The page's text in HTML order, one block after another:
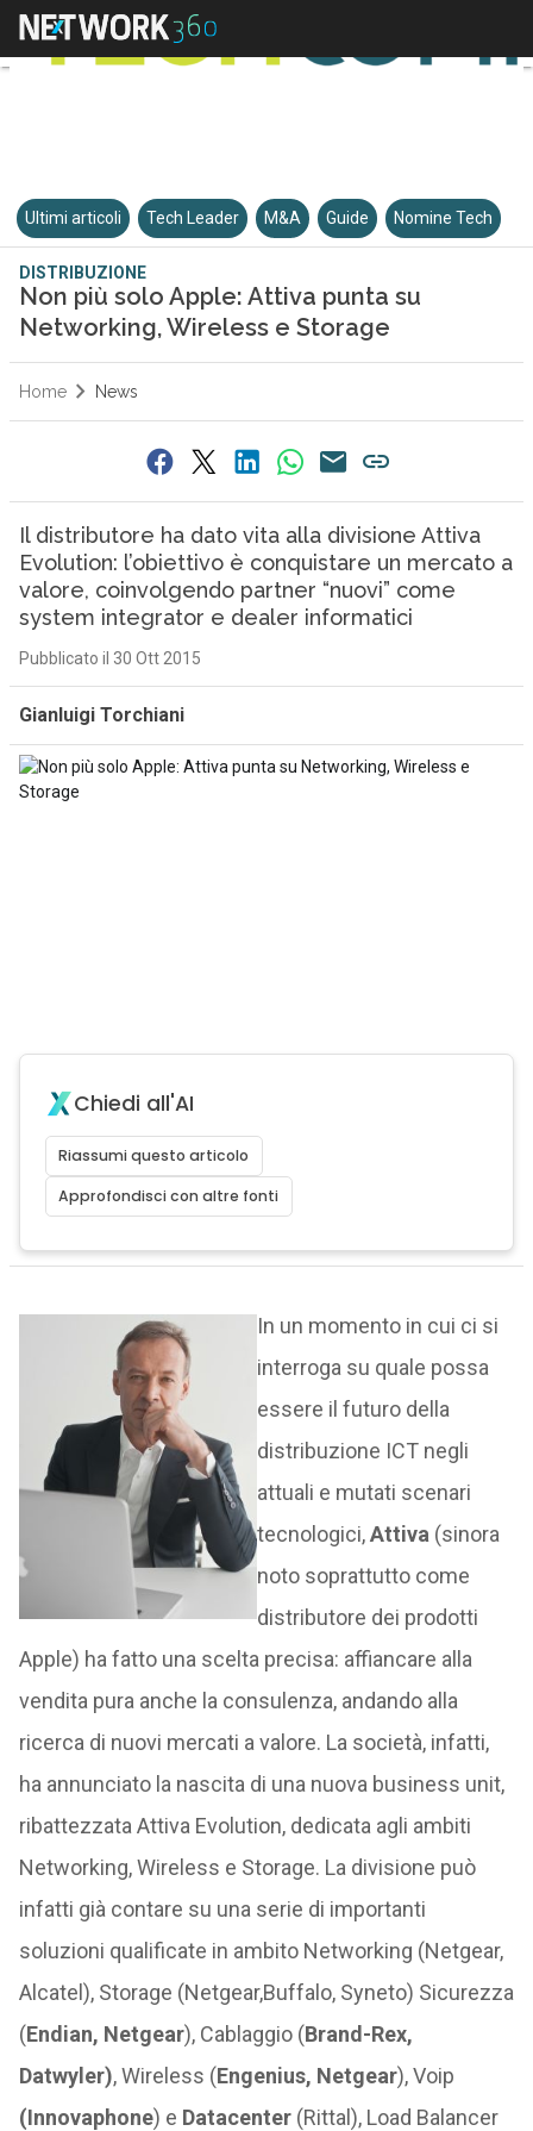
Ultimi articoli Tech Leader M&A Guide Nomine Tech
DISTRIBUZIONE
Non più solo Apple: Attiva punta su
Networking, Wireless e Storage
Home News
Il distributore ha dato vita alla divisione Attiva
Evolution: l’obiettivo è conquistare un mercato a
valore, coinvolgendo partner “nuovi” come
system integrator e dealer informatici
Pubblicato il 30 Ott 2015
Gianluigi Torchiani
Chiedi all'AI
Riassumi questo articolo
Approfondisci con altre fonti
In un momento in cui ci si
interroga su quale possa
essere il futuro della
distribuzione ICT negli
attuali e mutati scenari
tecnologici,Attiva (sinora
noto soprattutto come
distributore dei prodotti
Apple) ha fatto una scelta precisa: affiancare alla
vendita pura anche la consulenza, andando alla
ricerca di nuovi mercati a valore. La società, infatti,
ha annunciato la nascita di una nuova business unit,
ribattezzata Attiva Evolution, dedicata agli ambiti
Networking, Wireless e Storage. La divisione può
infatti già contare su una serie di importanti
soluzioni qualificate in ambito Networking (Netgear,
Alcatel), Storage (Netgear,Buffalo, Syneto) Sicurezza
(Endian, Netgear), Cablaggio (Brand-Rex,
Datwyler), Wireless (Engenius, Netgear), Voip
(Innovaphone) e Datacenter(Rittal), Load Balancer